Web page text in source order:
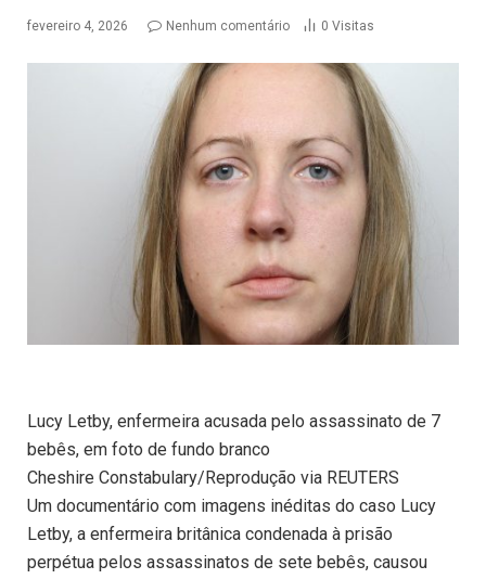
fevereiro 4, 2026 Nenhum comentário 0 Visitas
Lucy Letby, enfermeira acusada pelo assassinato de 7
bebês, em foto de fundo branco
Cheshire Constabulary/Reprodução via REUTERS
Um documentário com imagens inéditas do caso Lucy
Letby, a enfermeira britânica condenada à prisão
perpétua pelos assassinatos de sete bebês, causou